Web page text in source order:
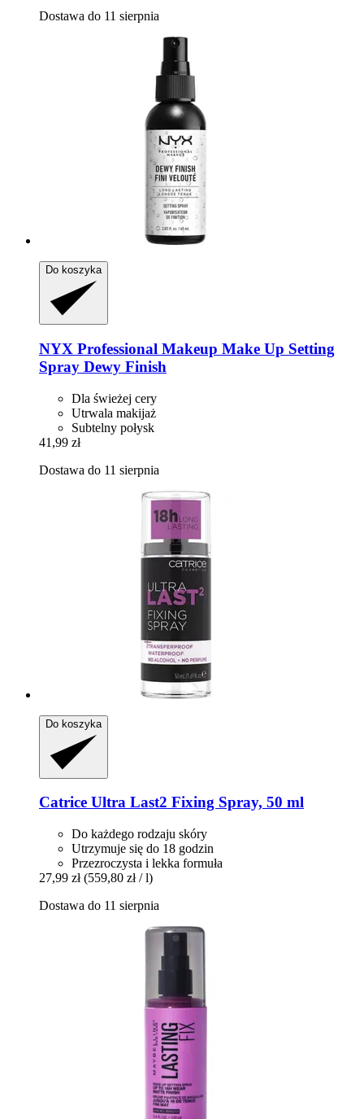
Dostawa do 11 sierpnia
Do koszyka
NYX Professional Makeup Make Up Setting
Spray Dewy Finish
Dla świeżej cery
Utrwala makijaż
Subtelny połysk
41,99 zł
Dostawa do 11 sierpnia
Do koszyka
Catrice Ultra Last2 Fixing Spray, 50 ml
Do każdego rodzaju skóry
Utrzymuje się do 18 godzin
Przezroczysta i lekka formuła
27,99 zł (559,80 zł / l)
Dostawa do 11 sierpnia